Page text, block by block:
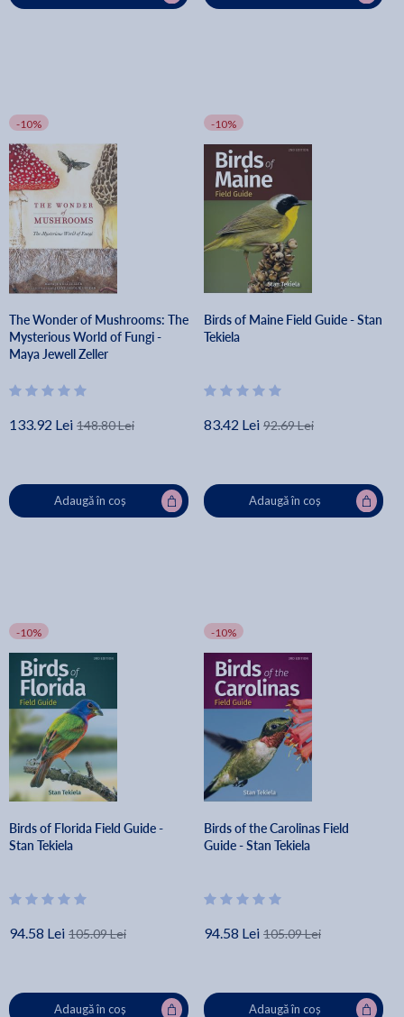
-10%
The Wonder of Mushrooms: The
Mysterious World of Fungi -
Maya Jewell Zeller
133.92 Lei 148.80 Lei
Adaugă în coș
-10%
Birds of Maine Field Guide - Stan
Tekiela
83.42 Lei 92.69 Lei
Adaugă în coș
-10%
Birds of Florida Field Guide -
Stan Tekiela
94.58 Lei 105.09 Lei
Adaugă în coș
-10%
Birds of the Carolinas Field
Guide - Stan Tekiela
94.58 Lei 105.09 Lei
Adaugă în coș